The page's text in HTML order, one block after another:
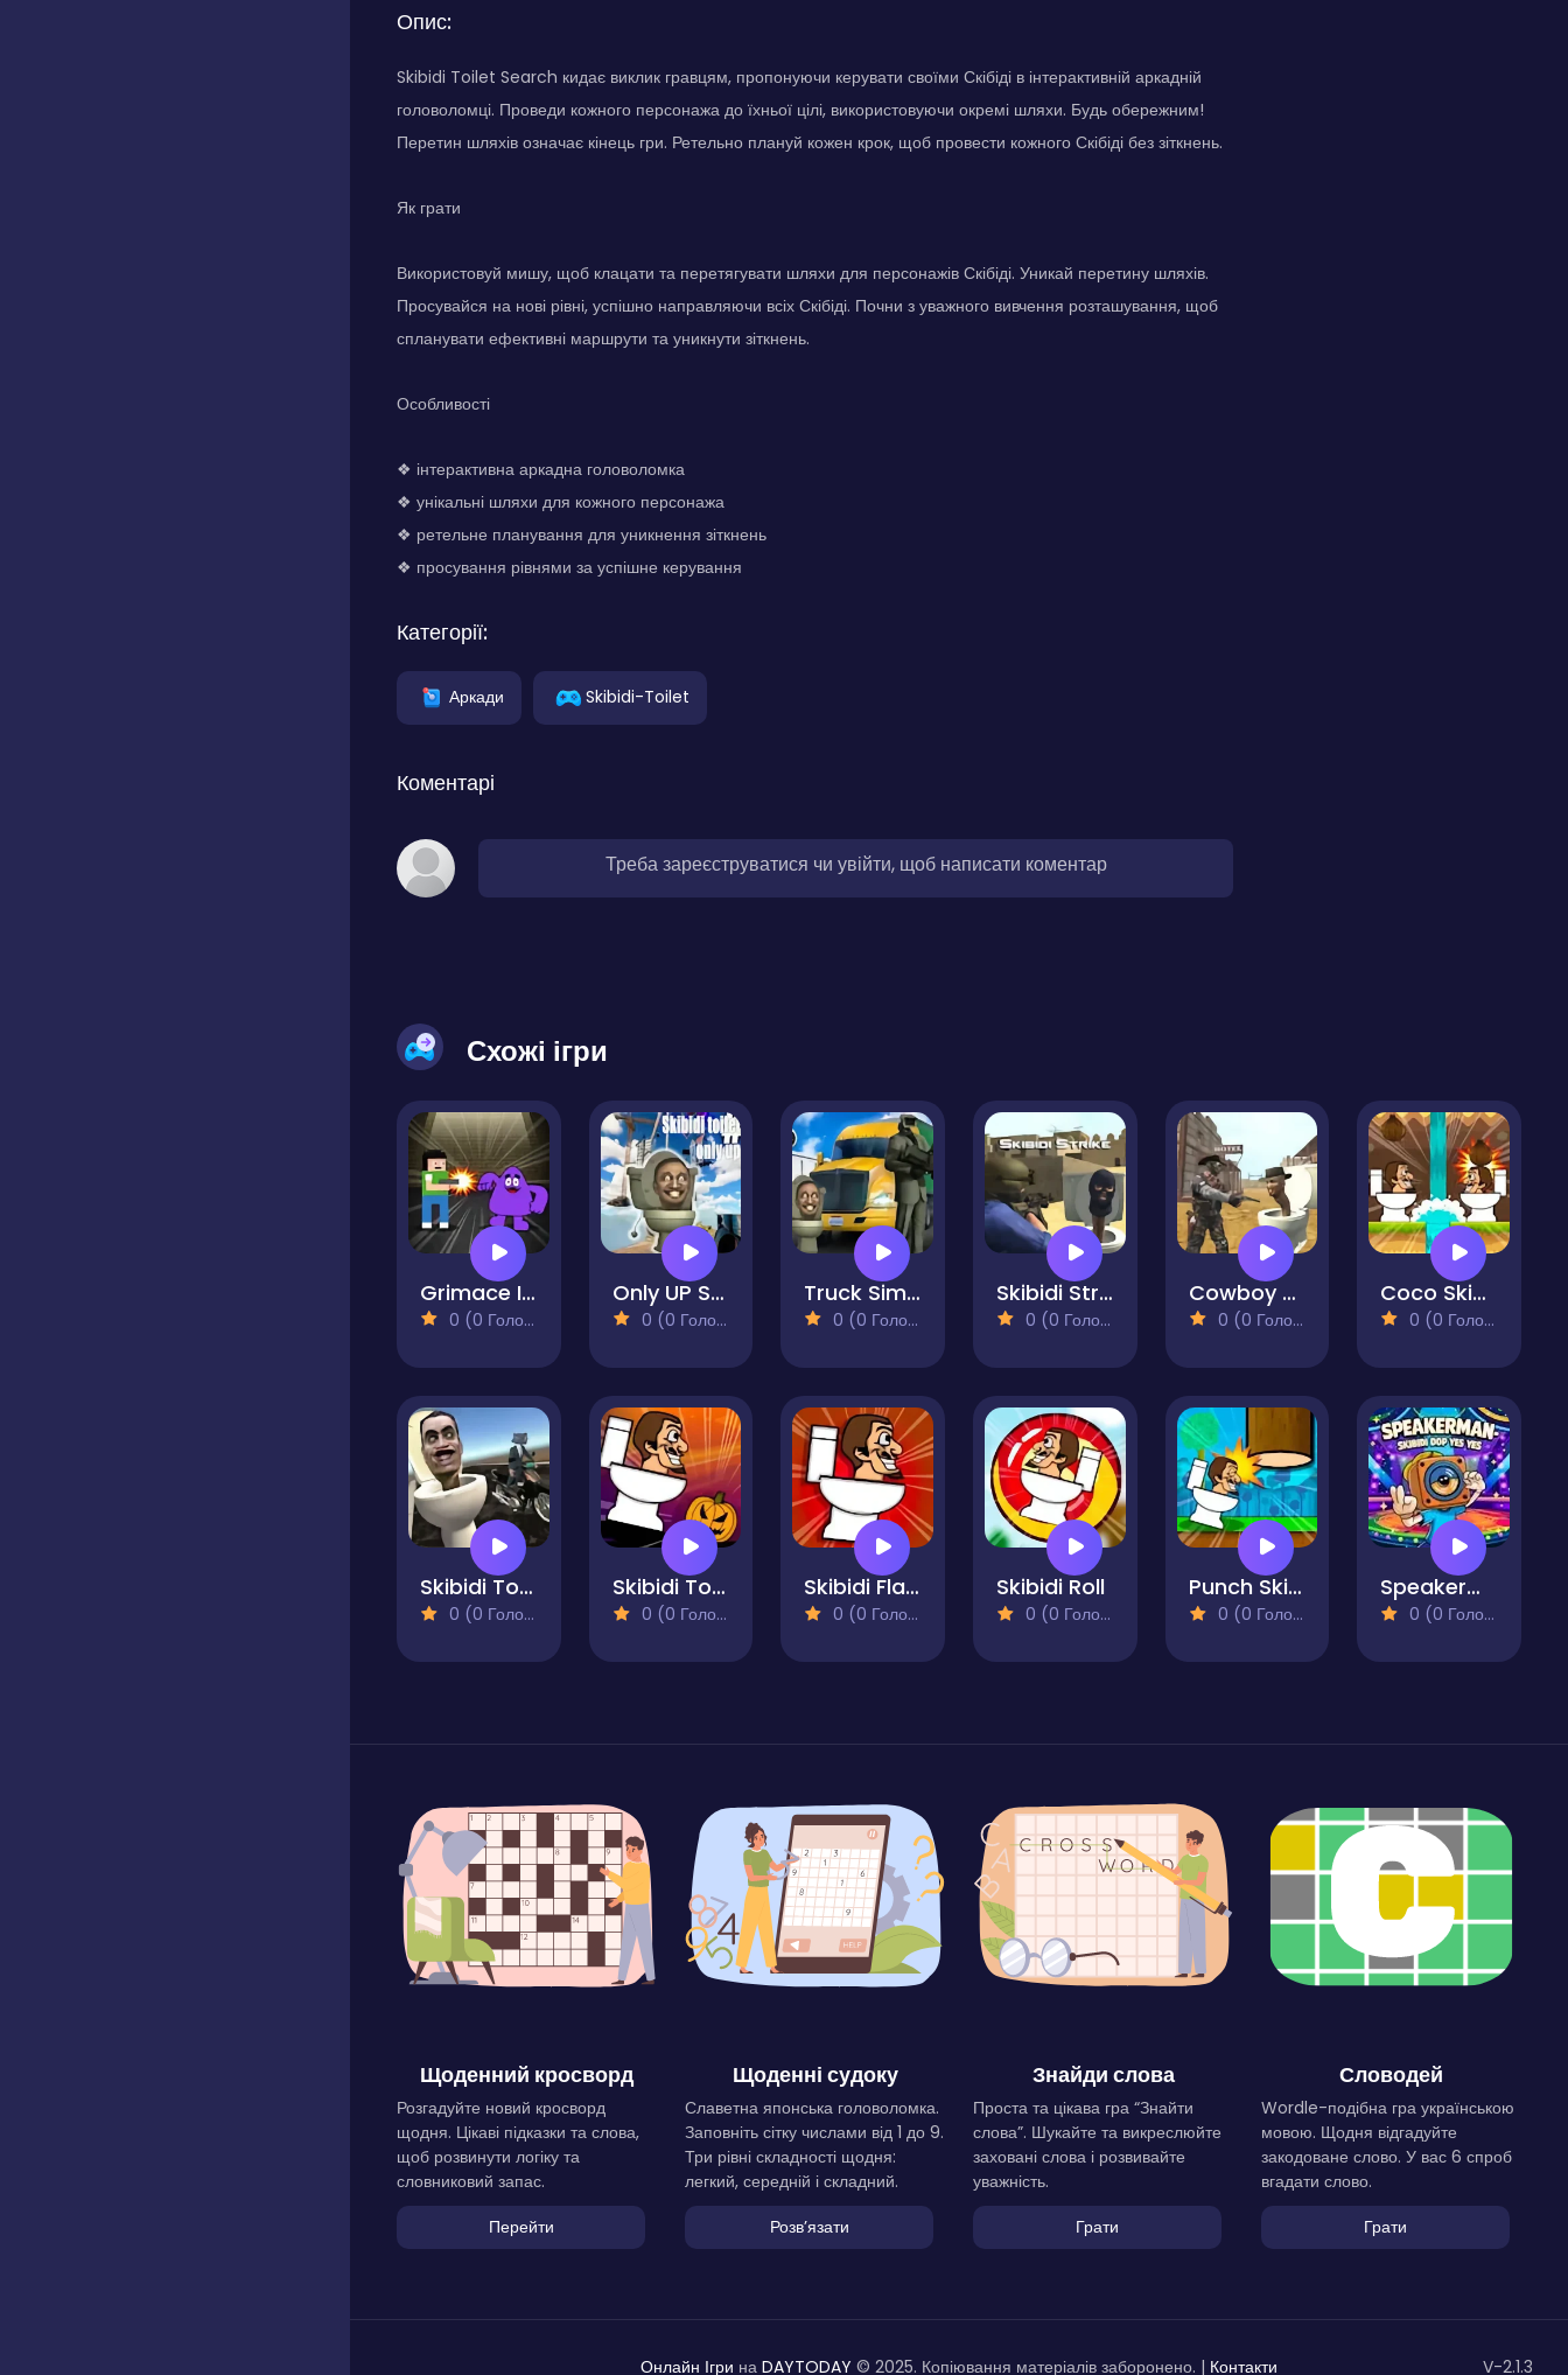
Опис:
Skibidi Toilet Search кидає виклик гравцям, пропонуючи керувати своїми Скібіді в інтерактивній аркадній
головоломці. Проведи кожного персонажа до їхньої цілі, використовуючи окремі шляхи. Будь обережним!
Перетин шляхів означає кінець гри. Ретельно плануй кожен крок, щоб провести кожного Скібіді без зіткнень.
Як грати
Використовуй мишу, щоб клацати та перетягувати шляхи для персонажів Скібіді. Уникай перетину шляхів.
Просувайся на нові рівні, успішно направляючи всіх Скібіді. Почни з уважного вивчення розташування, щоб
спланувати ефективні маршрути та уникнути зіткнень.
Особливості
❖ інтерактивна аркадна головоломка
❖ унікальні шляхи для кожного персонажа
❖ ретельне планування для уникнення зіткнень
❖ просування рівнями за успішне керування
Категорії:
Аркади Skibidi-Toilet
Коментарі
Треба зареєструватися чи увійти, щоб написати коментар
Схожі ігри
Grimace Invasion
0 (0 Голосів)
Only UP Skibidi Toilet
0 (0 Голосів)
Truck Simulator Skibidi Toilet
0 (0 Голосів)
Skibidi Strike
0 (0 Голосів)
Cowboy vs Skibidi Toilets
0 (0 Голосів)
Coco Skibidi
0 (0 Голосів)
Skibidi Toilet Moto Bike Racing 2
0 (0 Голосів)
Skibidi Toilet And The Pumpkin
0 (0 Голосів)
Skibidi Flappy Poppy
0 (0 Голосів)
Skibidi Roll
0 (0 Голосів)
Punch Skibidi Toilets
0 (0 Голосів)
Speakerman-Skibidi Dop Yes Yes
0 (0 Голосів)
Щоденний кросворд
Розгадуйте новий кросворд
щодня. Цікаві підказки та слова,
щоб розвинути логіку та
словниковий запас.
Перейти
Щоденні судоку
Славетна японська головоломка.
Заповніть сітку числами від 1 до 9.
Три рівні складності щодня:
легкий, середній і складний.
Розвʼязати
Знайди слова
Проста та цікава гра “Знайти
слова”. Шукайте та викреслюйте
заховані слова і розвивайте
уважність.
Грати
Словодей
Wordle-подібна гра українською
мовою. Щодня відгадуйте
закодоване слово. У вас 6 спроб
вгадати слово.
Грати
Онлайн Ігри на DAYTODAY © 2025. Копіювання матеріалів заборонено. | Контакти V-2.1.3